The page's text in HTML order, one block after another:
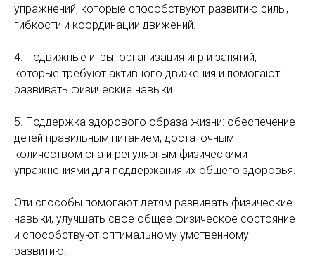
упражнений, которые способствуют развитию силы,
гибкости и координации движений.
4. Подвижные игры: организация игр и занятий,
которые требуют активного движения и помогают
развивать физические навыки.
5. Поддержка здорового образа жизни: обеспечение
детей правильным питанием, достаточным
количеством сна и регулярным физическими
упражнениями для поддержания их общего здоровья.
Эти способы помогают детям развивать физические
навыки, улучшать свое общее физическое состояние
и способствуют оптимальному умственному
развитию.